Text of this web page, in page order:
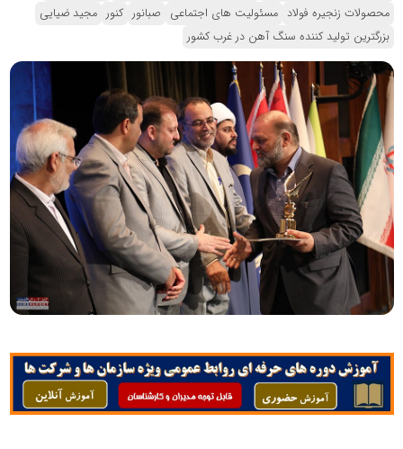
محصولات زنجیره فولاد مسئولیت های اجتماعی صبانور کنور مجید ضیایی
بزرگترین تولید کننده سنگ آهن در غرب کشور